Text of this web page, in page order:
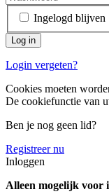
Ingelogd blijven
Login vergeten?
Cookies moeten
De cookiefunctie van
Ben je nog geen lid?
Registreer nu
Inloggen
Alleen mogelijk voor